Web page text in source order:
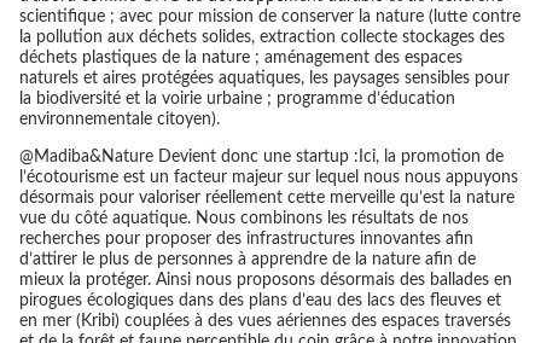
scientifique ; avec pour mission de conserver la nature (lutte contre
la pollution aux déchets solides, extraction collecte stockages des
déchets plastiques de la nature ; aménagement des espaces
naturels et aires protégées aquatiques, les paysages sensibles pour
la biodiversité et la voirie urbaine ; programme d’éducation
environnementale citoyen).
@Madiba&Nature Devient donc une startup :Ici, la promotion de
l’écotourisme est un facteur majeur sur lequel nous nous appuyons
désormais pour valoriser réellement cette merveille qu’est la nature
vue du côté aquatique. Nous combinons les résultats de nos
recherches pour proposer des infrastructures innovantes afin
d’attirer le plus de personnes à apprendre de la nature afin de
mieux la protéger. Ainsi nous proposons désormais des ballades en
pirogues écologiques dans des plans d’eau des lacs des fleuves et
en mer (Kribi) couplées à des vues aériennes des espaces traversés